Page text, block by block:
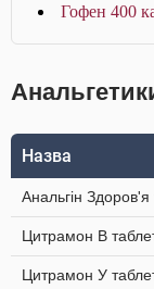
Гофен 400
Назва
Анальгін
Цитрамон В
Цитрамон У